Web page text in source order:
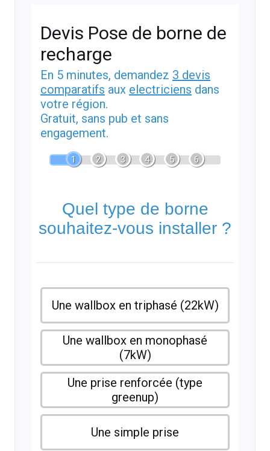
Devis Pose de borne de
recharge
En 5 minutes, demandez 3 devis
comparatifs aux electriciens dans
votre région.
Gratuit, sans pub et sans
engagement.
1 2 3 4 5 6
Quel type de borne
souhaitez-vous installer ?
Une wallbox en triphasé (22kW)
Une wallbox en monophasé
(7kW)
Une prise renforcée (type
greenup)
Une simple prise